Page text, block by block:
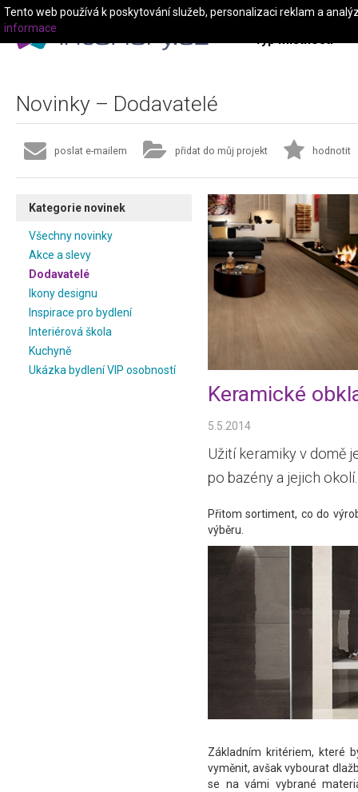
Typ místnosti
Novinky – Dodavatelé
poslat e-mailem přidat do můj projekt hodnotit
Kategorie novinek
Všechny novinky
Akce a slevy
Dodavatelé
Ikony designu
Inspirace pro bydlení
Interiérová škola
Kuchyně
Ukázka bydlení VIP osobností
Keramické
5.5.2014
Užití keramiky v domě
po bazény a jejich okolí.
Přitom sortiment, co do
výběru.
Základním kritériem, které
vyměnit, avšak vybourat
se na vámi vybrané
Tento web používá k poskytování služeb, personalizaci reklam a
informace